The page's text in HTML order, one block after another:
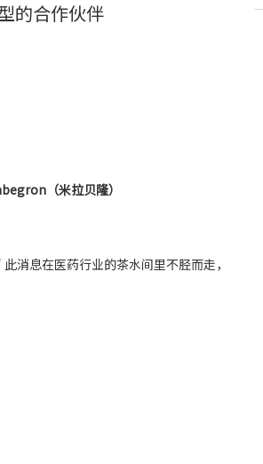
的合作伙伴
（米拉贝隆）
消息在医药行业的茶水间里不胫而走，